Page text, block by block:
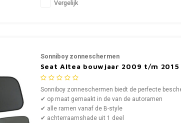
Vergelijk
Sonniboy zonneschermen
Seat Altea bouwjaar 2009 t/m 2015
Sonniboy zonneschermen biedt de perfecte
✔ op maat gemaakt in de van de autoramen
✔ alle ramen vanaf de B-style
✔ achterraamshade uit 1 deel